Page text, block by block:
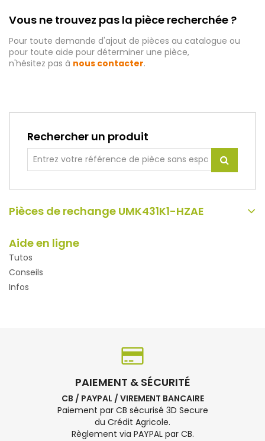
Vous ne trouvez pas la pièce recherchée ?
Pour toute demande d'ajout de pièces au catalogue ou
pour toute aide pour déterminer une pièce,
n'hésitez pas à nous contacter.
Rechercher un produit
Pièces de rechange UMK431K1-HZAE
Aide en ligne
Tutos
Conseils
Infos
PAIEMENT & SÉCURITÉ
CB / PAYPAL / VIREMENT BANCAIRE
Paiement par CB sécurisé 3D Secure
du Crédit Agricole.
Règlement via PAYPAL par CB.